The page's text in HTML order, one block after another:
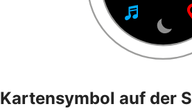
Kartensymbol auf der